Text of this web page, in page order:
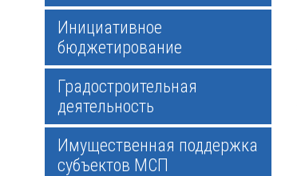
Инициативное
бюджетирование
Градостроительная
деятельность
Имущественная поддержка
субъектов МСП